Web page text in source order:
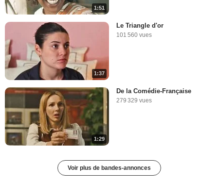
1:51
1:37
Le Triangle d'or
101 560 vues
1:29
De la Comédie-Française
279 329 vues
Voir plus de bandes-annonces